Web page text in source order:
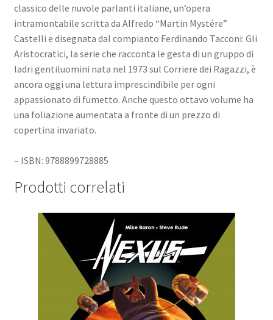
classico delle nuvole parlanti italiane, un’opera
intramontabile scritta da Alfredo “Martin Mystére”
Castelli e disegnata dal compianto Ferdinando Tacconi: Gli
Aristocratici, la serie che racconta le gesta di un gruppo di
ladri gentiluomini nata nel 1973 sul Corriere dei Ragazzi, è
ancora oggi una lettura imprescindibile per ogni
appassionato di fumetto. Anche questo ottavo volume ha
una foliazione aumentata a fronte di un prezzo di
copertina invariato.
– ISBN: 9788899728885
Prodotti correlati